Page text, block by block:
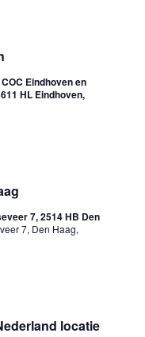
Eindhoven en
HL Eindhoven,
7, 2514 HB Den
7, Den Haag,
locatie